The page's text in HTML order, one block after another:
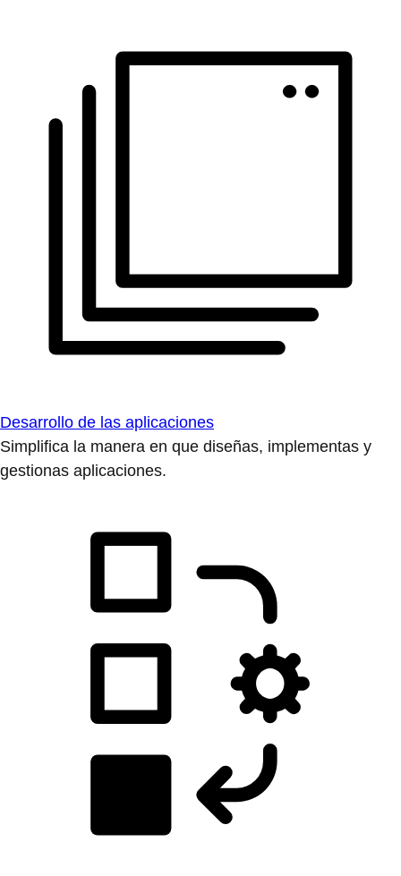
Desarrollo de las aplicaciones
Simplifica la manera en que diseñas, implementas y
gestionas aplicaciones.